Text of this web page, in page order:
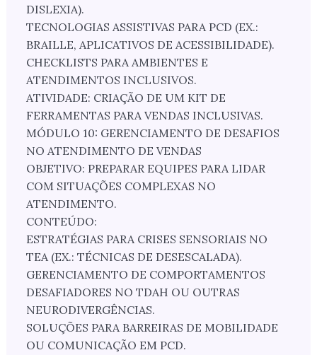
DISLEXIA).
TECNOLOGIAS ASSISTIVAS PARA PCD (EX.:
BRAILLE, APLICATIVOS DE ACESSIBILIDADE).
CHECKLISTS PARA AMBIENTES E
ATENDIMENTOS INCLUSIVOS.
ATIVIDADE: CRIAÇÃO DE UM KIT DE
FERRAMENTAS PARA VENDAS INCLUSIVAS.
MÓDULO 10: GERENCIAMENTO DE DESAFIOS
NO ATENDIMENTO DE VENDAS
OBJETIVO: PREPARAR EQUIPES PARA LIDAR
COM SITUAÇÕES COMPLEXAS NO
ATENDIMENTO.
CONTEÚDO:
ESTRATÉGIAS PARA CRISES SENSORIAIS NO
TEA (EX.: TÉCNICAS DE DESESCALADA).
GERENCIAMENTO DE COMPORTAMENTOS
DESAFIADORES NO TDAH OU OUTRAS
NEURODIVERGÊNCIAS.
SOLUÇÕES PARA BARREIRAS DE MOBILIDADE
OU COMUNICAÇÃO EM PCD.